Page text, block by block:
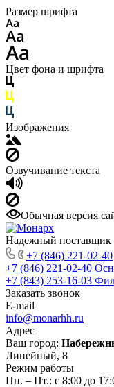
Размер шрифта
Цвет фона и шрифта
Изображения
Озвучивание текста
Обычная версия
Надежный поставщик
+7 (846) 221-02-40
+7 (846) 221-02-40
+7 (843) 253-16-03
Заказать звонок
E-mail
info@monarhh.ru
Адрес
Ваш город:
Линейный, 8
Режим работы
Пн. – Пт.: с 8:00 до